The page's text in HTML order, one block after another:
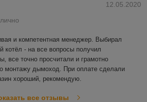
12.05.2020
и компетентная менеджер. Выбирал
котёл - на все вопросы получил
все точно просчитали и грамотно
монтажу дымоход. При оплате сделали
хороший, рекомендую.
все отзывы